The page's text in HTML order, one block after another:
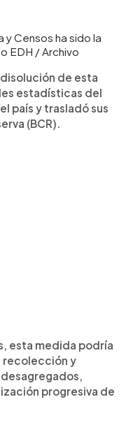
Censos ha sido la
EDH / Archivo
de esta
estadísticas del
país y trasladó sus
(BCR).
esta medida podría
recolección y
progresiva de